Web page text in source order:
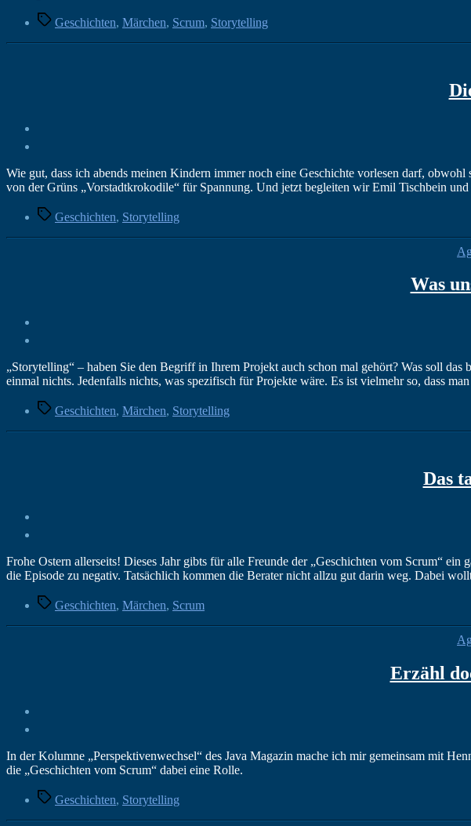
Schlagwörter
Geschichten, Märchen, Scrum, Storytelling
Wie gut, dass ich abends meinen Kindern immer noch eine Geschichte vorlesen darf,
von der Grüns „Vorstadtkrokodile“ für Spannung. Und jetzt begleiten wir Emil Tischbein
Schlagwörter
Geschichten, Storytelling
Was
„Storytelling“ – haben Sie den Begriff in Ihrem Projekt auch schon mal gehört? Was soll
einmal nichts. Jedenfalls nichts, was spezifisch für Projekte wäre. Es ist vielmehr so, dass
Schlagwörter
Geschichten, Märchen, Storytelling
Das
Frohe Ostern allerseits! Dieses Jahr gibts für alle Freunde der „Geschichten vom Scrum“
die Episode zu negativ. Tatsächlich kommen die Berater nicht allzu gut darin weg. Dabei
Schlagwörter
Geschichten, Märchen, Scrum
Erzähl
In der Kolumne „Perspektivenwechsel“ des Java Magazin mache ich mir gemeinsam mit
die „Geschichten vom Scrum“ dabei eine Rolle.
Schlagwörter
Geschichten, Storytelling